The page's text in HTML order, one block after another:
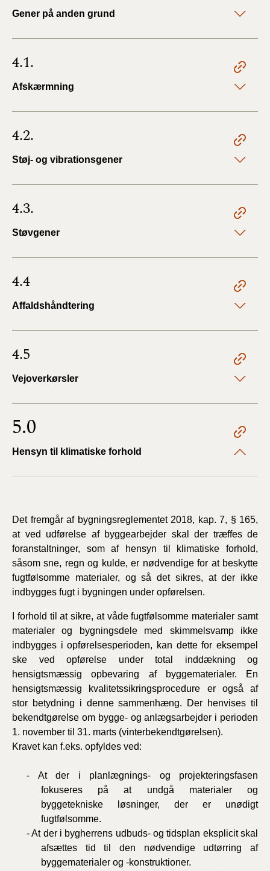
Gener på anden grund
4.1.
Afskærmning
4.2.
Støj- og vibrationsgener
4.3.
Støvgener
4.4
Affaldshåndtering
4.5
Vejoverkørsler
5.0
Hensyn til klimatiske forhold
Det fremgår af bygningsreglementet 2018, kap. 7, § 165,
at ved udførelse af byggearbejder skal der træffes de
foranstaltninger, som af hensyn til klimatiske forhold,
såsom sne, regn og kulde, er nødvendige for at beskytte
fugtfølsomme materialer, og så det sikres, at der ikke
indbygges fugt i bygningen under opførelsen.
I forhold til at sikre, at våde fugtfølsomme materialer samt
materialer og bygningsdele med skimmelsvamp ikke
indbygges i opførelsesperioden, kan dette for eksempel
ske ved opførelse under total inddækning og
hensigtsmæssig opbevaring af byggematerialer. En
hensigtsmæssig kvalitetssikringsprocedure er også af
stor betydning i denne sammenhæng. Der henvises til
bekendtgørelse om bygge- og anlægsarbejder i perioden
1. november til 31. marts (vinterbekendtgørelsen).
Kravet kan f.eks. opfyldes ved:
- At der i planlægnings- og projekteringsfasen
fokuseres på at undgå materialer og
byggetekniske løsninger, der er unødigt
fugtfølsomme.
- At der i bygherrens udbuds- og tidsplan eksplicit skal
afsættes tid til den nødvendige udtørring af
byggematerialer og -konstruktioner.